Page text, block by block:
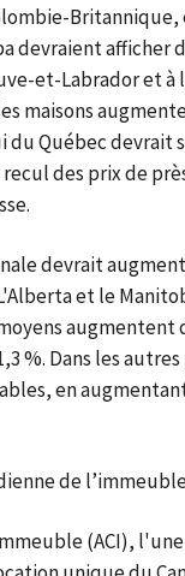
Britannique,
devraient afficher
et-Labrador et
maisons
du Québec
des prix de
devrait
et le
augmentent
%. Dans les
en
de
(ACI),